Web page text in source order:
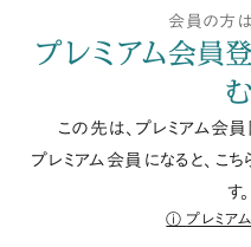
会員の方は
プレミアム会員
む
この先は、プレミアム会
プレミアム会員になると、こ
す。
プレミア